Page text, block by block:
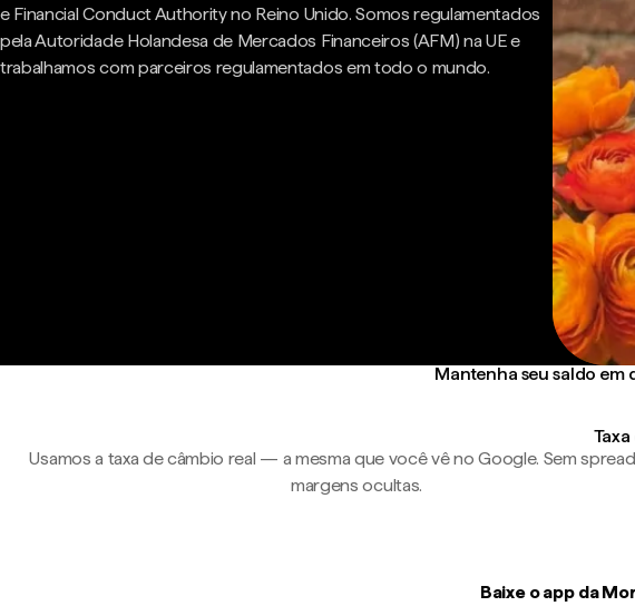
e Financial Conduct Authority no Reino Unido. Somos regulamentados
pela Autoridade Holandesa de Mercados Financeiros (AFM) na UE e
trabalhamos com parceiros regulamentados em todo o mundo.
Mantenha seu saldo em
Usamos a taxa de câmbio real — a mesma que você vê no Google. Sem
margens ocultas.
Baixe o app da